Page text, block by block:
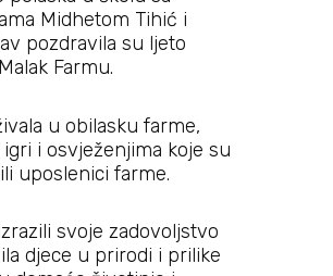
Midhetom Tihić i
pozdravila su ljeto
Farmu.
u obilasku farme,
i osvježenjima koje su
uposlenici farme.
svoje zadovoljstvo
djece u prirodi i prilike